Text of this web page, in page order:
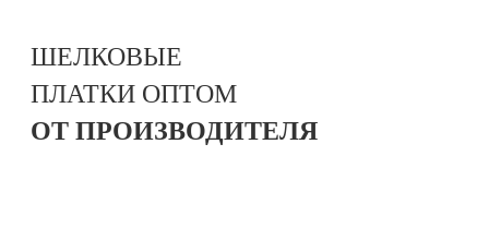
ШЕЛКОВЫЕ
ПЛАТКИ ОПТОМ
ОТ ПРОИЗВОДИТЕЛЯ